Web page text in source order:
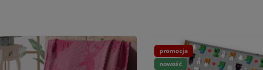
promocja
nowość